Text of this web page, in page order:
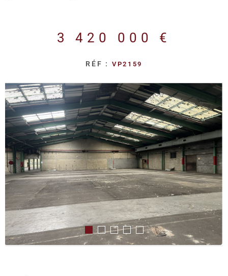
3 420 000 €
RÉF :VP2159